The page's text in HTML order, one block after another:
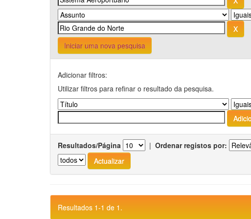
Iniciar uma nova pesquisa
Adicionar filtros:
Utilizar filtros para refinar o resultado da pesquisa.
Resultados/Página | Ordenar registos por:
Resultados 1-1 de 1.